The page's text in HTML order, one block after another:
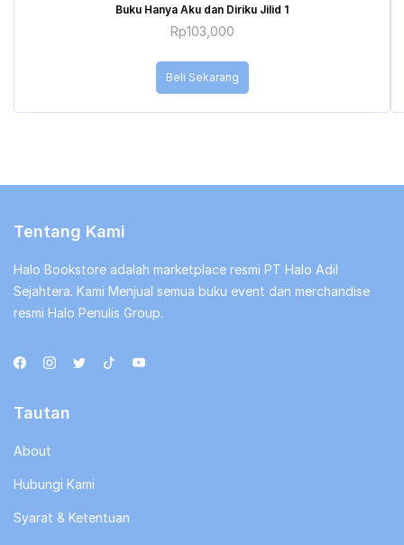
Buku Hanya Aku dan Diriku Jilid 1
Rp103,000
Beli Sekarang
Tentang Kami
Halo Bookstore adalah marketplace resmi PT Halo Adil
Sejahtera. Kami Menjual semua buku event dan merchandise
resmi Halo Penulis Group.
Tautan
About
Hubungi Kami
Syarat & Ketentuan